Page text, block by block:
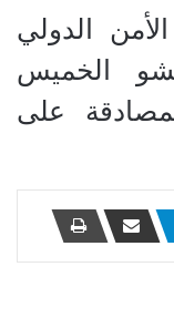
الدولي
الخميس
على